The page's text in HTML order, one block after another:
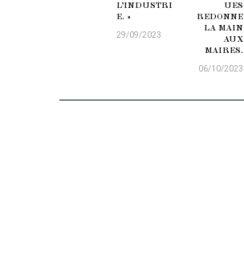
L’INDUSTRI
E. »
29/09/2023
UES
REDONNE
LA MAIN
AUX
MAIRES.
06/10/2023